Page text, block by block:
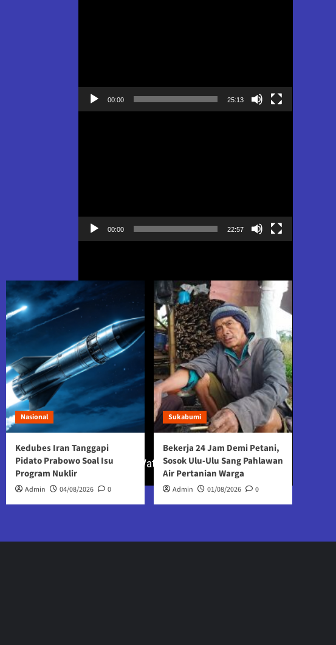
00:00 25:13
00:00 22:57
Nasional
Kedubes Iran Tanggapi
Pidato Prabowo Soal Isu
Program Nuklir
Admin 04/08/2026 0
Sukabumi
Bekerja 24 Jam Demi Petani,
Sosok Ulu-Ulu Sang Pahlawan
Air Pertanian Warga
Admin 01/08/2026 0